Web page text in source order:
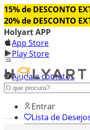
15% de DESCONTO
20% de DESCONTO
Holyart APP
App Store
Play Store
Ajuda e contatos
Conheça premium
Entrar
Lista de